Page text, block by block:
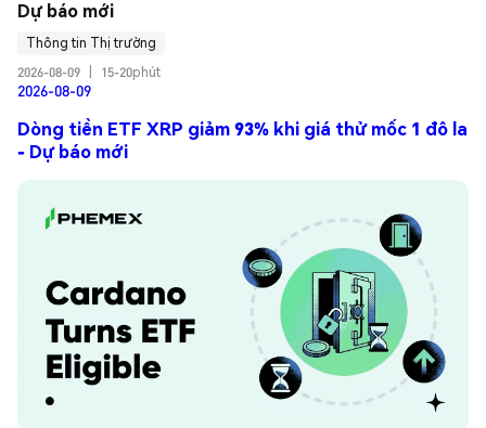
Dự báo mới
Thông tin Thị trường
2026-08-09
15-20phút
2026-08-09
Dòng tiền ETF XRP giảm 93% khi giá thử mốc 1 đô la
- Dự báo mới